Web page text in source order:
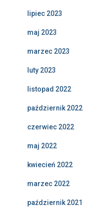
lipiec 2023
maj 2023
marzec 2023
luty 2023
listopad 2022
październik 2022
czerwiec 2022
maj 2022
kwiecień 2022
marzec 2022
październik 2021